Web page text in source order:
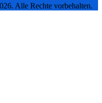
Alle Rechte vorbehalten.